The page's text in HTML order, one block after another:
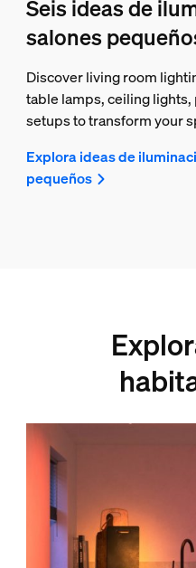
Seis ideas de
salones
Discover living room
table lamps, ceiling
setups to transform your
Explora ideas de
pequeños